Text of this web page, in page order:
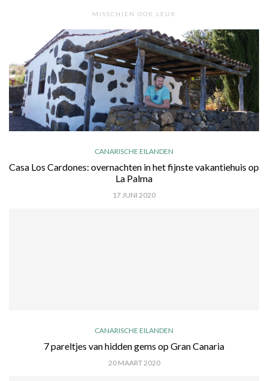
MISSCHIEN OOK LEUK
CANARISCHE EILANDEN
Casa Los Cardones: overnachten in het fijnste vakantiehuis op
La Palma
17 JUNI 2020
CANARISCHE EILANDEN
7 pareltjes van hidden gems op Gran Canaria
20 MAART 2020